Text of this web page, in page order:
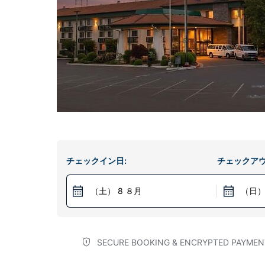
チェックイン日:
（土） 8 ８月
チェックア
（日
SECURE BOOKING & ENCRYPTED